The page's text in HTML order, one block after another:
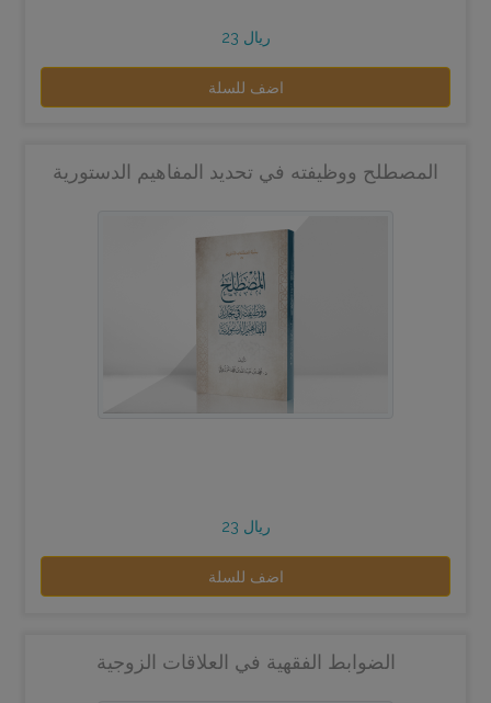
23 ريال
اضف للسلة
المصطلح ووظيفته في تحديد المفاهيم الدستورية
23 ريال
اضف للسلة
الضوابط الفقهية في العلاقات الزوجية